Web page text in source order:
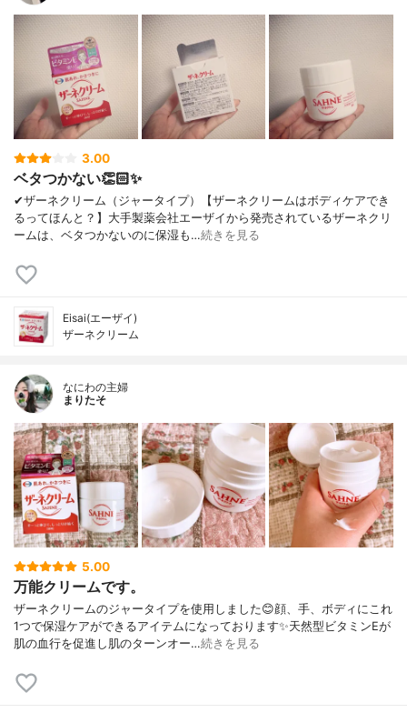
3.00
ベタつかない👏🏻✨
✔︎ザーネクリーム（ジャータイプ）【ザーネクリームはボディケアでき
るってほんと？】大手製薬会社エーザイから発売されているザーネクリ
ームは、ベタつかないのに保湿も…続きを見る
Eisai(エーザイ)
ザーネクリーム
なにわの主婦
まりたそ
5.00
万能クリームです。
ザーネクリームのジャータイプを使用しました😊顔、手、ボディにこれ
1つで保湿ケアができるアイテムになっております✨天然型ビタミンEが
肌の血行を促進し肌のターンオー…続きを見る